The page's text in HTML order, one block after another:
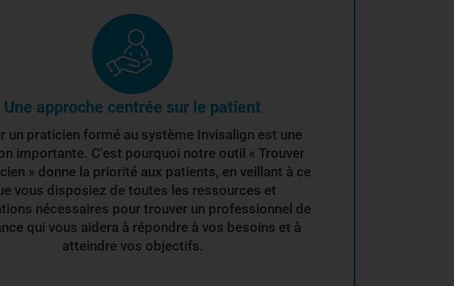
Une approche centrée sur le patient
un praticien formé au système Invisalign est une
importante. C'est pourquoi notre outil « Trouver
» donne la priorité aux patients, en veillant à ce
vous disposiez de toutes les ressources et
nécessaires pour trouver un professionnel de
qui vous aidera à répondre à vos besoins et à
atteindre vos objectifs.